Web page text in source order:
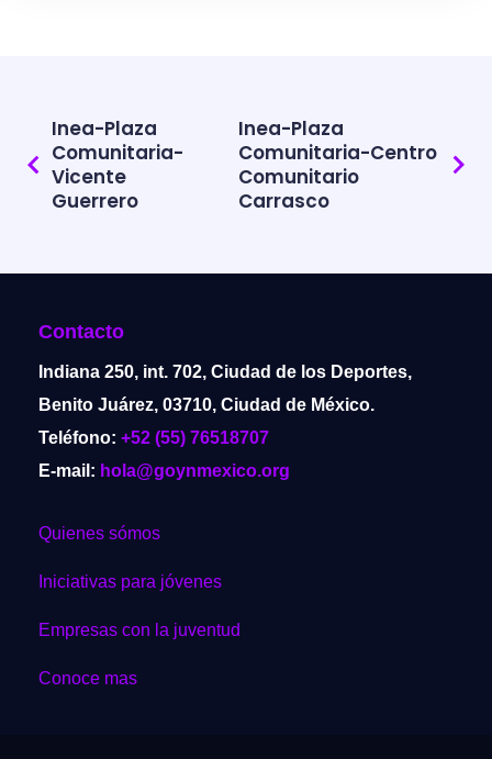
Inea-Plaza
Comunitaria-
Vicente
Guerrero
Inea-Plaza
Comunitaria-Centro
Comunitario
Carrasco
Contacto
Indiana 250, int. 702, Ciudad de los Deportes,
Benito Juárez, 03710, Ciudad de México.
Teléfono: +52 (55) 76518707
E-mail: hola@goynmexico.org
Quienes sómos
Iniciativas para jóvenes
Empresas con la juventud
Conoce mas